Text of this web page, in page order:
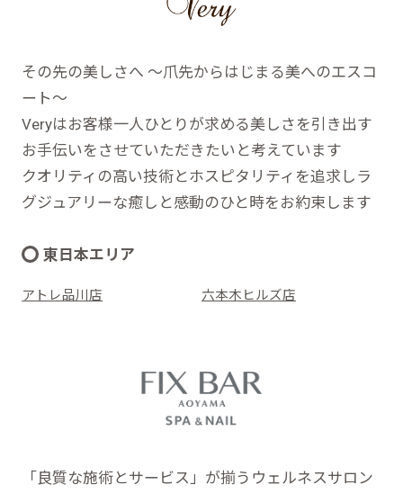
その先の美しさへ ～爪先からはじまる美へのエスコ
ート～
Veryはお客様一人ひとりが求める美しさを引き出す
お手伝いをさせていただきたいと考えています
クオリティの高い技術とホスピタリティを追求しラ
グジュアリーな癒しと感動のひと時をお約束します
東日本エリア
アトレ品川店 六本木ヒルズ店
「良質な施術とサービス」が揃うウェルネスサロン